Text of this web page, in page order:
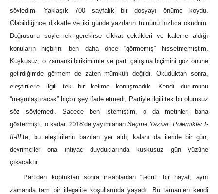
söyledim. Yaklaşık 700 sayfalık bir dosyayı önüme koydu.
Olabildiğince dikkatle ve iki günde yazıların tümünü hızlıca okudum.
Doğrusunu söylemek gerekirse dikkat çektikleri ve kaleme aldığı
konuların hiçbirini ben daha önce “görmemiş” hissetmemiştim.
Kuşkusuz, o zamanki birikimimle ve parti çalışma biçimini göz önüne
getirdiğimde görmem de zaten mümkün değildi. Okuduktan sonra,
eleştirilerle ilgili tek bir kelime konuşmadık. Kendi durumunu
“meşrulaştıracak” hiçbir şey ifade etmedi, Partiyle ilgili tek bir olumsuz
söz söylemedi. Sadece ben istemiştim, o da metinleri bana
göstermişti, o kadar. 2018’de yayımlanan Seçme Yazılar: Polemikler I-
II-III’te, bu eleştirilerin bazıları yer aldı; kalanı da ileride bir gün,
devrimciler ona ihtiyaç duyduklarında kuşkusuz gün yüzüne
çıkacaktır.
Partiden koptuktan sonra insanlardan “tecrit” bir hayat, aynı
zamanda tam bir illegalite koşullarında yaşadı. Bu tamamen kendi